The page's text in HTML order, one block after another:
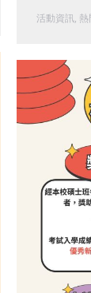
活動資訊,